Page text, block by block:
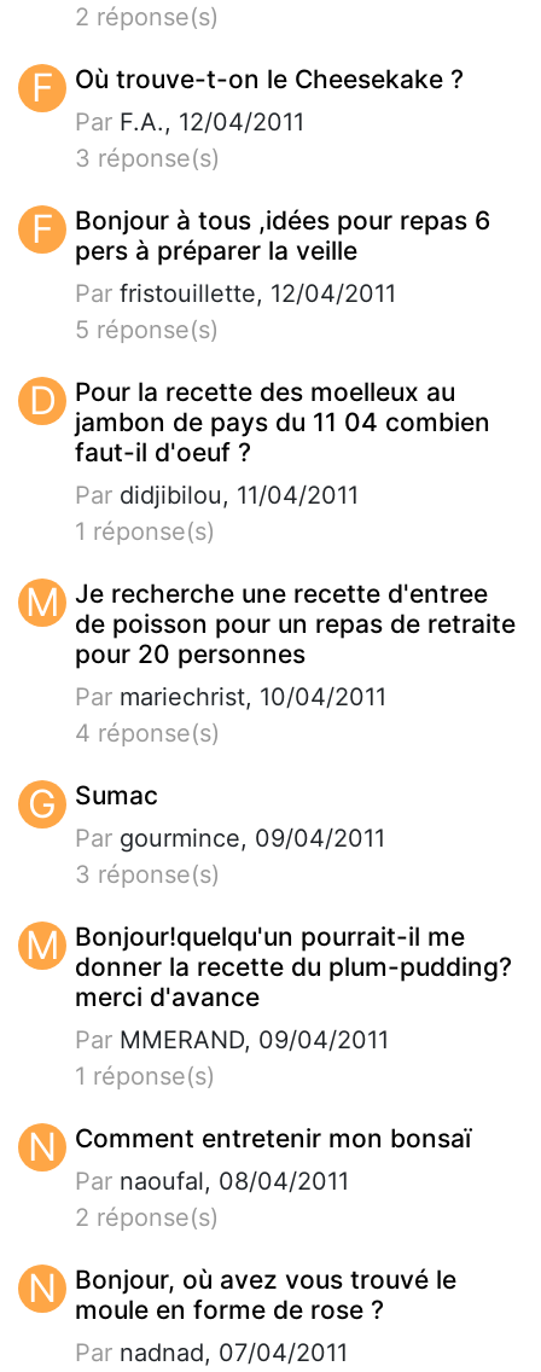
2 réponse(s)
F Où trouve-t-on le Cheesekake ?
Par F.A., 12/04/2011
3 réponse(s)
F
Bonjour à tous ,idées pour repas 6
pers à préparer la veille
Par fristouillette, 12/04/2011
5 réponse(s)
D
Pour la recette des moelleux au
jambon de pays du 11 04 combien
faut-il d'oeuf ?
Par didjibilou, 11/04/2011
1 réponse(s)
M Je recherche une recette d'entree
de poisson pour un repas de retraite
pour 20 personnes
Par mariechrist, 10/04/2011
4 réponse(s)
G Sumac
Par gourmince, 09/04/2011
3 réponse(s)
M Bonjour!quelqu'un pourrait-il me
donner la recette du plum-pudding?
merci d'avance
Par MMERAND, 09/04/2011
1 réponse(s)
N Comment entretenir mon bonsaï
Par naoufal, 08/04/2011
2 réponse(s)
N
Bonjour, où avez vous trouvé le
moule en forme de rose ?
Par nadnad, 07/04/2011